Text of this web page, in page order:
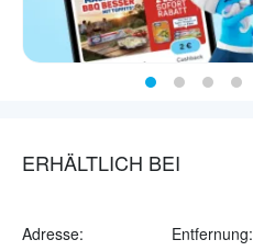
ERHÄLTLICH BEI
Adresse: Entfernung: